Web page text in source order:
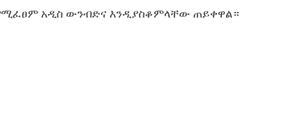
የሚፈፀም አዲስ ውንብድና እንዲያስቆምላቸው ጠይቀዋል።